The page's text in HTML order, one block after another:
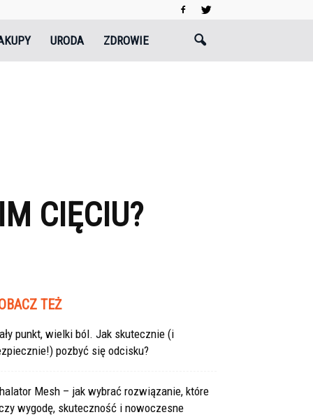
URODA ZDROWIE
CIĘCIU?
TEŻ
punkt, wielki ból. Jak skutecznie (i
pozbyć się odcisku?
Mesh – jak wybrać rozwiązanie, które
wygodę, skuteczność i nowoczesne